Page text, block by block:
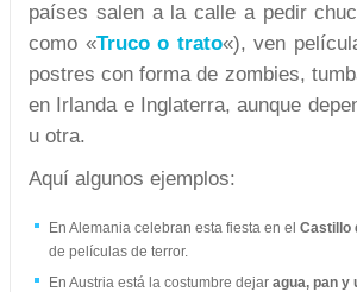
países salen a la calle a pedir
como «Truco o trato«), ven
postres con forma de zombies,
en Irlanda e Inglaterra, aunque
u otra.
Aquí algunos ejemplos:
En Alemania celebran esta fiesta en el Castillo
de películas de terror.
En Austria está la costumbre dejar agua, pan y